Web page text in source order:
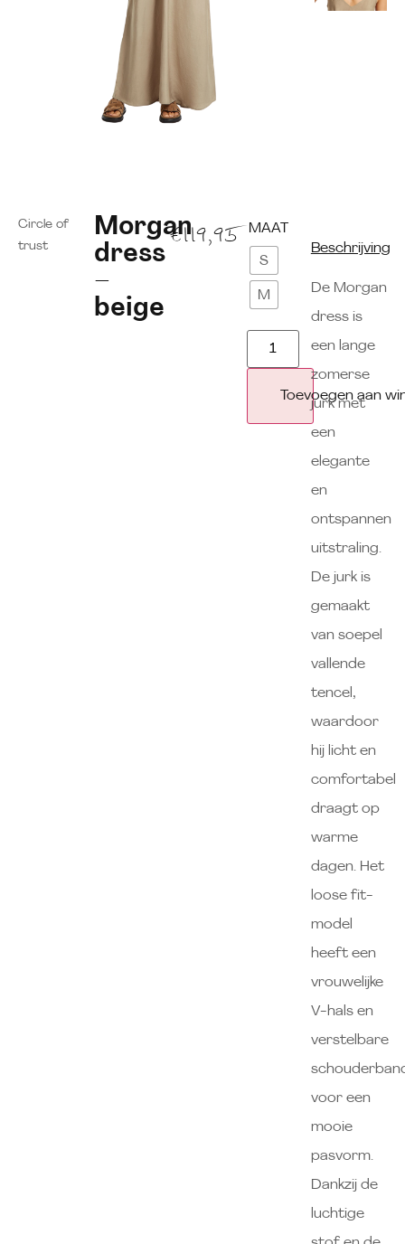
Circle of
trust
Morgan
dress
–
beige
€119,95 MAAT
S
M
Toevoegen aan
Beschrijving
De Morgan
dress is
een lange
zomerse
jurk met
een
elegante
en
ontspannen
uitstraling.
De jurk is
gemaakt
van soepel
vallende
tencel,
waardoor
hij licht en
comfortabel
draagt op
warme
dagen. Het
loose fit-
model
heeft een
vrouwelijke
V-hals en
verstelbare
voor een
mooie
pasvorm.
Dankzij de
luchtige